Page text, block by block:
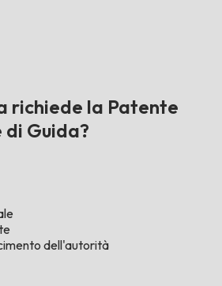
richiede la Patente
Guida?
dell'autorità